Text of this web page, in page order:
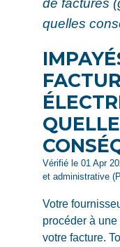
quelles
Vérifié le 01 Apr
et administrative
Votre
procéder à
votre facture.